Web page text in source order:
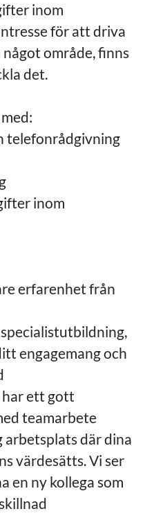
inom
för att driva
område, finns
det.
telefonrådgivning
inom
erfarenhet från
engagemang och
har ett gott
teamarbete
arbetsplats där dina
värdesätts. Vi ser
en ny kollega som